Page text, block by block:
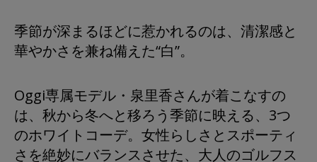
季節が深まるほどに惹かれるのは、清潔感と
華やかさを兼ね備えた“白”。
Oggi専属モデル・泉里香さんが着こなすの
は、秋から冬へと移ろう季節に映える、3つ
のホワイトコーデ。女性らしさとスポーティ
さを絶妙にバランスさせた、大人のゴルフス